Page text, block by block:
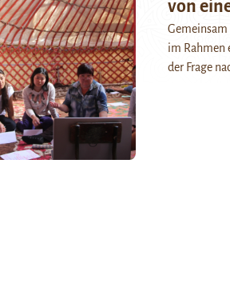
von
im Rahmen
der Frage